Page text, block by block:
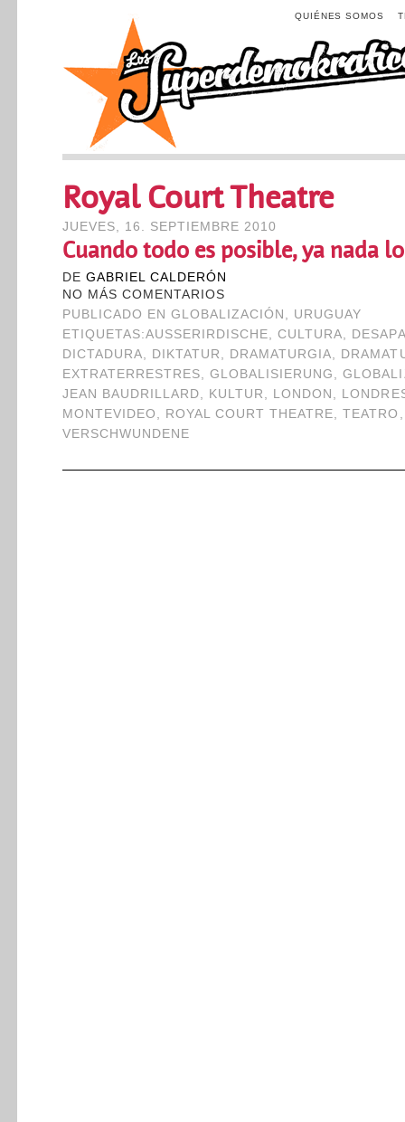
QUIÉNES SOMOS
Royal Court Theatre
JUEVES, 16. SEPTIEMBRE 2010
Cuando todo es posible, ya nada
DE GABRIEL CALDERÓN
NO MÁS COMENTARIOS
PUBLICADO EN GLOBALIZACIÓN , URUGUAY
ETIQUETAS:AUSSERIRDISCHE ,CULTURA,
DICTADURA, DIKTATUR , DRAMATURGIA,
EXTRATERRESTRES, GLOBALISIERUNG ,
JEAN BAUDRILLARD, KULTUR , LONDON ,
MONTEVIDEO , ROYAL COURT THEATRE,TEATRO
VERSCHWUNDENE